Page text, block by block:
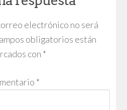
electrónico no será
obligatorios están
con *
*